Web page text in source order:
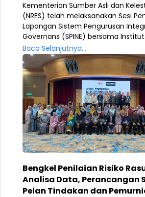
Kementerian Sumber Asli dan
(NRES) telah melaksanakan Sesi
Lapangan Sistem Pengurusan
Governans (SPINE) bersama
Baca Selanjutnya...
Bengkel Penilaian Risiko
Analisa Data, Perancangan
Pelan Tindakan dan